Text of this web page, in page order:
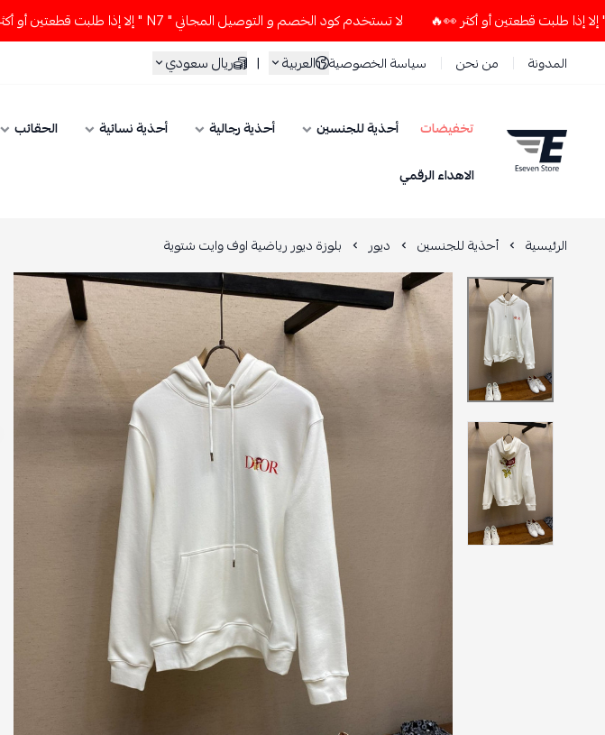
لا تستخدم كود الخصم و التوصيل المجاني " N7 " إلا إذا طلبت قطعتين أو أكثر 👀🔥
المدونة من نحن سياسة الخصوصية العربية | ريال سعودي
ESEVEN STORE
تخفيضات أحذية للجنسين أحذية رجالية أحذية نسائية الحقائب
الاهداء الرقمي
الرئيسية أحذية للجنسين ديور بلوزة ديور رياضية اوف وايت شتوية